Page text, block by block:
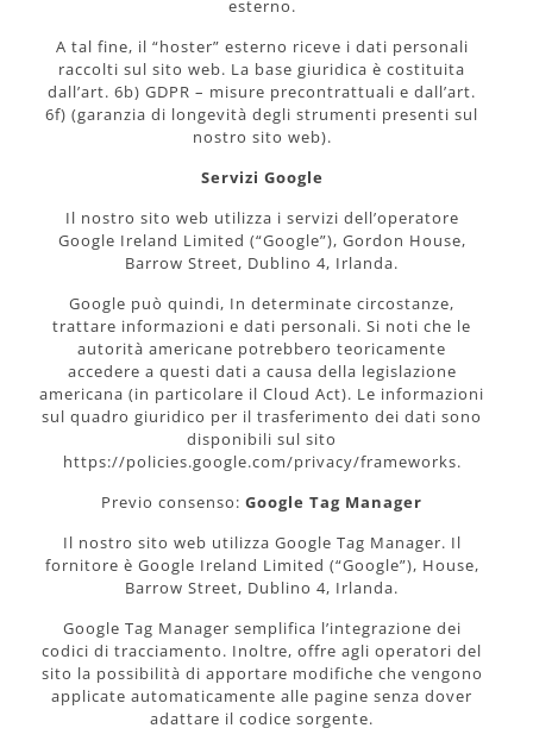
esterno.
A tal fine, il “hoster” esterno riceve i dati personali
raccolti sul sito web. La base giuridica è costituita
dall’art. 6b) GDPR – misure precontrattuali e dall’art.
6f) (garanzia di longevità degli strumenti presenti sul
nostro sito web).
Servizi Google
Il nostro sito web utilizza i servizi dell’operatore
Google Ireland Limited (“Google”), Gordon House,
Barrow Street, Dublino 4, Irlanda.
Google può quindi, In determinate circostanze,
trattare informazioni e dati personali. Si noti che le
autorità americane potrebbero teoricamente
accedere a questi dati a causa della legislazione
americana (in particolare il Cloud Act). Le informazioni
sul quadro giuridico per il trasferimento dei dati sono
disponibili sul sito
https://policies.google.com/privacy/frameworks.
Previo consenso: Google Tag Manager
Il nostro sito web utilizza Google Tag Manager. Il
fornitore è Google Ireland Limited (“Google”), House,
Barrow Street, Dublino 4, Irlanda.
Google Tag Manager semplifica l’integrazione dei
codici di tracciamento. Inoltre, offre agli operatori del
sito la possibilità di apportare modifiche che vengono
applicate automaticamente alle pagine senza dover
adattare il codice sorgente.